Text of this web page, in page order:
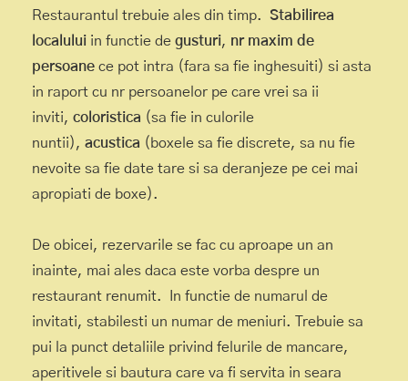
Restaurantul trebuie ales din timp. Stabilirea
localului in functie de gusturi, nr maxim de
persoane ce pot intra (fara sa fie inghesuiti) si asta
in raport cu nr persoanelor pe care vrei sa ii
inviti, coloristica (sa fie in culorile
nuntii), acustica (boxele sa fie discrete, sa nu fie
nevoite sa fie date tare si sa deranjeze pe cei mai
apropiati de boxe).
De obicei, rezervarile se fac cu aproape un an
inainte, mai ales daca este vorba despre un
restaurant renumit. In functie de numarul de
invitati, stabilesti un numar de meniuri. Trebuie sa
pui la punct detaliile privind felurile de mancare,
aperitivele si bautura care va fi servita in seara